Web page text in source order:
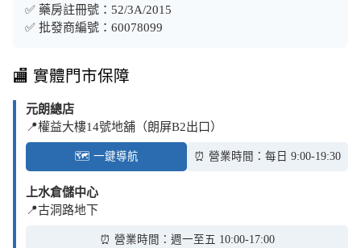
✅ 藥房註冊號：52/3A/2015
✅ 批發商編號：60078099
🏬 實體門市保障
元朗總店
📍權益大樓14號地舖（朗屏B2出口）
🗺️ 一鍵導航 ⏰ 營業時間：每日 9:00-19:30
上水倉儲中心
📍古洞路地下
⏰ 營業時間：週一至五 10:00-17:00